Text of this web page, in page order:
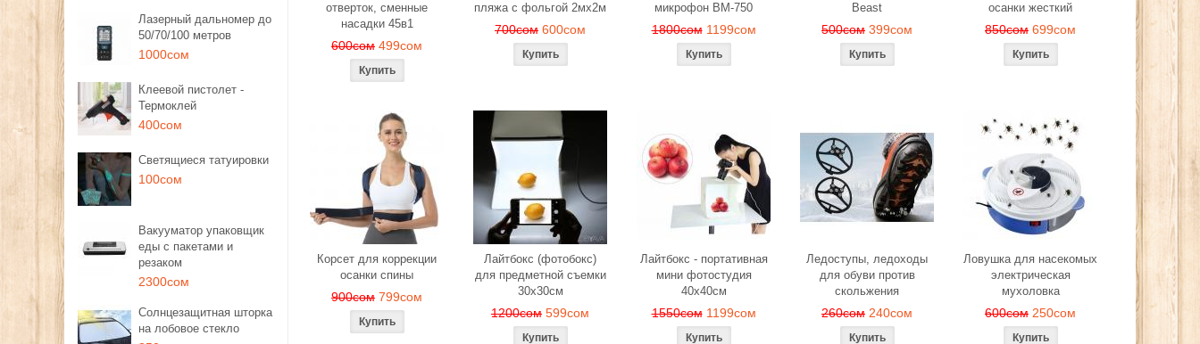
Лазерный дальномер до
50/70/100 метров
1000сом
Клеевой пистолет -
Термоклей
400сом
Светящиеся татуировки
100сом
Вакууматор упаковщик
еды с пакетами и
резаком
2300сом
Солнцезащитная шторка
на лобовое стекло
отверток, сменные
насадки 45в1
600сом 499сом
пляжа с фольгой 2мх2м
700сом 600сом
микрофон BM-750
1800сом 1199сом
Beast
500сом 399сом
осанки жесткий
850сом 699сом
Корсет для коррекции
осанки спины
900сом 799сом
Лайтбокс (фотобокс)
для предметной съемки
30x30см
1200сом 599сом
Лайтбокс - портативная
мини фотостудия
40x40см
1550сом 1199сом
Ледоступы, ледоходы
для обуви против
скольжения
260сом 240сом
Ловушка для насекомых
электрическая
мухоловка
600сом 250сом